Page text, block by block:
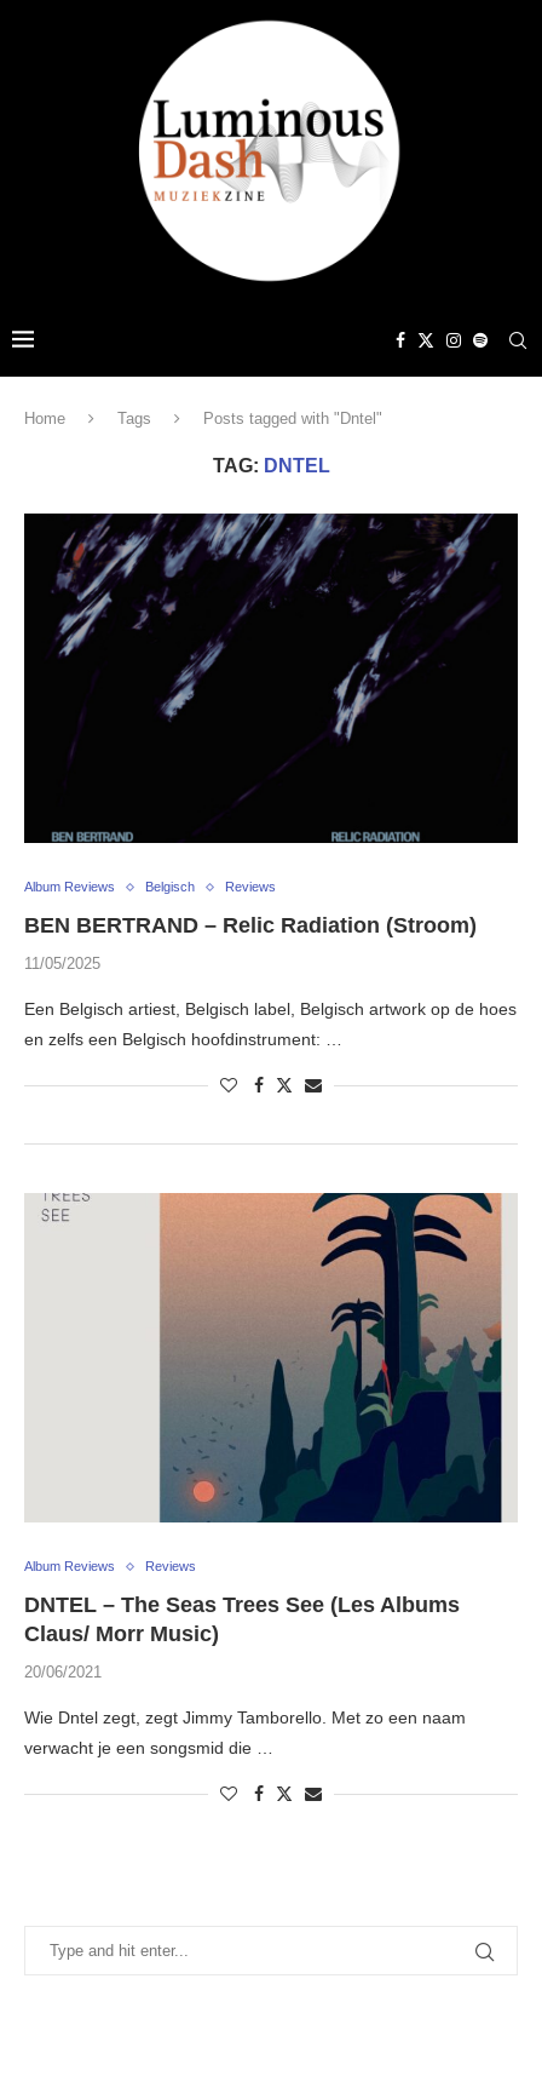
Home Tags Posts tagged with "Dntel"
TAG: DNTEL
Album Reviews Belgisch Reviews
BEN BERTRAND – Relic Radiation (Stroom)
11/05/2025
Een Belgisch artiest, Belgisch label, Belgisch artwork op de hoes
en zelfs een Belgisch hoofdinstrument: …
Album Reviews Reviews
DNTEL – The Seas Trees See (Les Albums
Claus/ Morr Music)
20/06/2021
Wie Dntel zegt, zegt Jimmy Tamborello. Met zo een naam
verwacht je een songsmid die …